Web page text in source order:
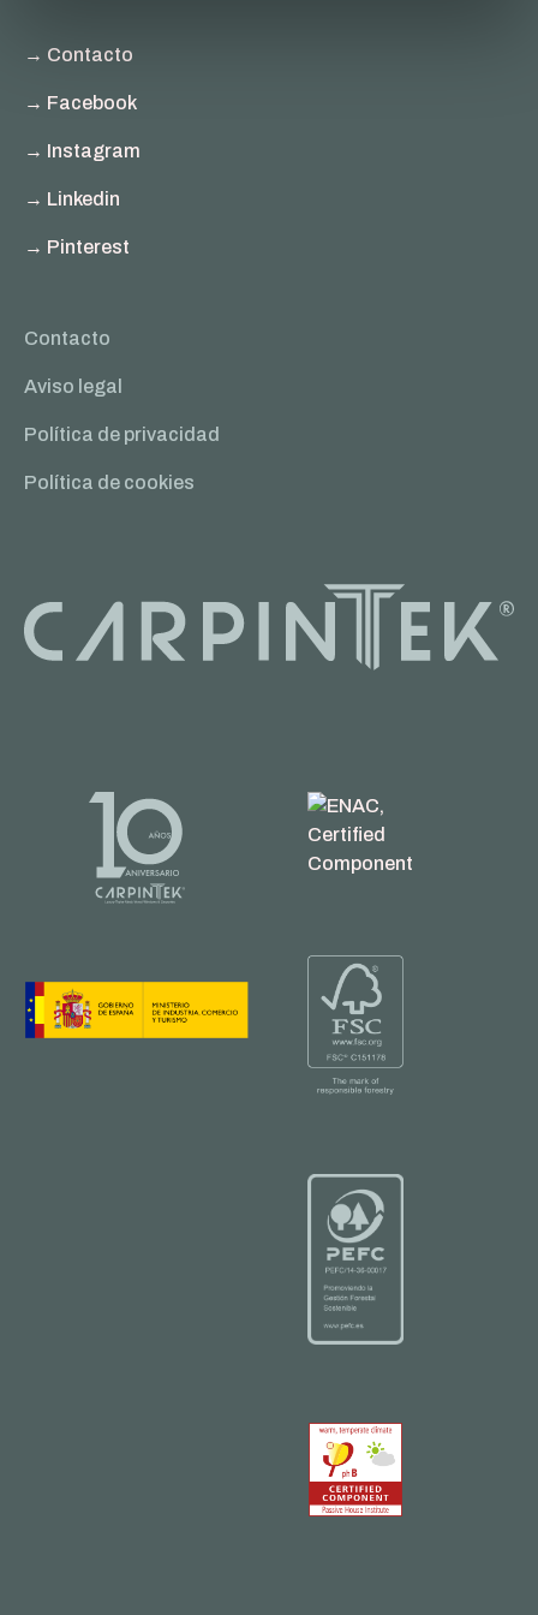
→ Contacto
→ Facebook
→ Instagram
→ Linkedin
→ Pinterest
Contacto
Aviso legal
Política de privacidad
Política de cookies